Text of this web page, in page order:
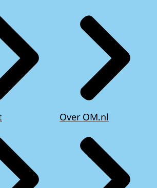
Over OM.nl